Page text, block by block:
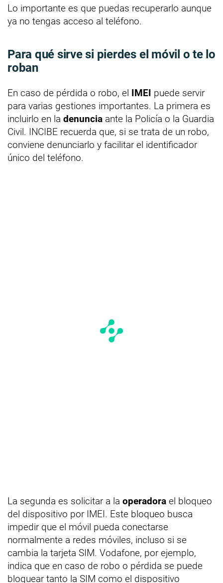
Lo importante es que puedas recuperarlo aunque
ya no tengas acceso al teléfono.
Para qué sirve si pierdes el móvil o te lo
roban
En caso de pérdida o robo, el IMEI puede servir
para varias gestiones importantes. La primera es
incluirlo en la denuncia ante la Policía o la Guardia
Civil. INCIBE recuerda que, si se trata de un robo,
conviene denunciarlo y facilitar el identificador
único del teléfono.
La segunda es solicitar a la operadora el bloqueo
del dispositivo por IMEI. Este bloqueo busca
impedir que el móvil pueda conectarse
normalmente a redes móviles, incluso si se
cambia la tarjeta SIM. Vodafone, por ejemplo,
indica que en caso de robo o pérdida se puede
bloquear tanto la SIM como el dispositivo